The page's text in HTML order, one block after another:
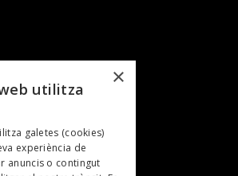
×
utilitza
galetes (cookies)
experiència de
anuncis o contingut